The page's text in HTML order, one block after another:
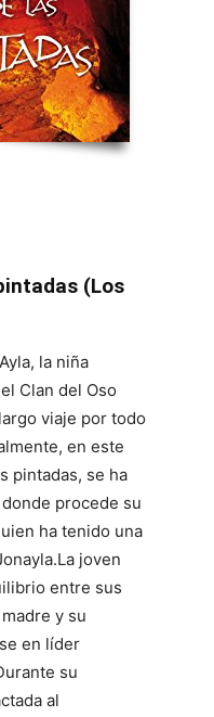
(Los
la niña
Clan del Oso
viaje por todo
en este
pintadas, se ha
procede su
ha tenido una
joven
entre sus
y su
en líder
su
al